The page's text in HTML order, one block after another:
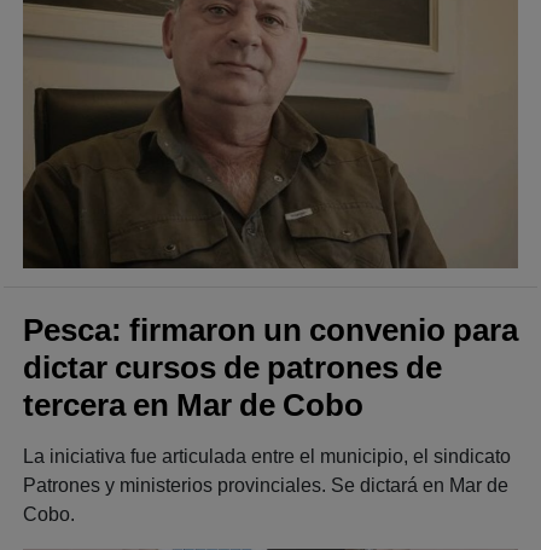
Pesca: firmaron un convenio para
dictar cursos de patrones de
tercera en Mar de Cobo
La iniciativa fue articulada entre el municipio, el sindicato
Patrones y ministerios provinciales. Se dictará en Mar de
Cobo.